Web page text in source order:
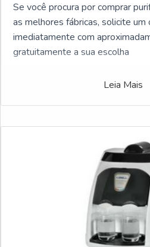
Se você procura por comprar
as melhores fábricas, solicite um
imediatamente com
gratuitamente a sua escolha
Leia Mais